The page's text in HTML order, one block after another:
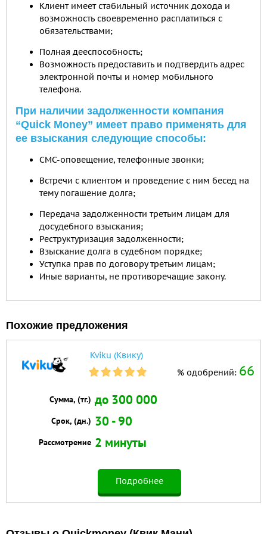
Клиент имеет стабильный источник дохода и
возможность своевременно расплатиться с
обязательствами;
Полная дееспособность;
Возможность предоставить и подтвердить адрес
электронной почты и номер мобильного
телефона.
При наличии задолженности компания
“Quick Money” имеет право применять для
ее взыскания следующие способы:
СМС-оповещение, телефонные звонки;
Встречи с клиентом и проведение с ним бесед на
тему погашение долга;
Передача задолженности третьим лицам для
досудебного взыскания;
Реструктуризация задолженности;
Взыскание долга в судебном порядке;
Уступка прав по договору третьим лицам;
Иные варианты, не противоречащие закону.
Похожие предложения
Kviku (Квику)
% одобрений: 66
Сумма, (тг.) до 300 000
Срок, (дн.) 30 - 90
Рассмотрение 2 минуты
Подробнее